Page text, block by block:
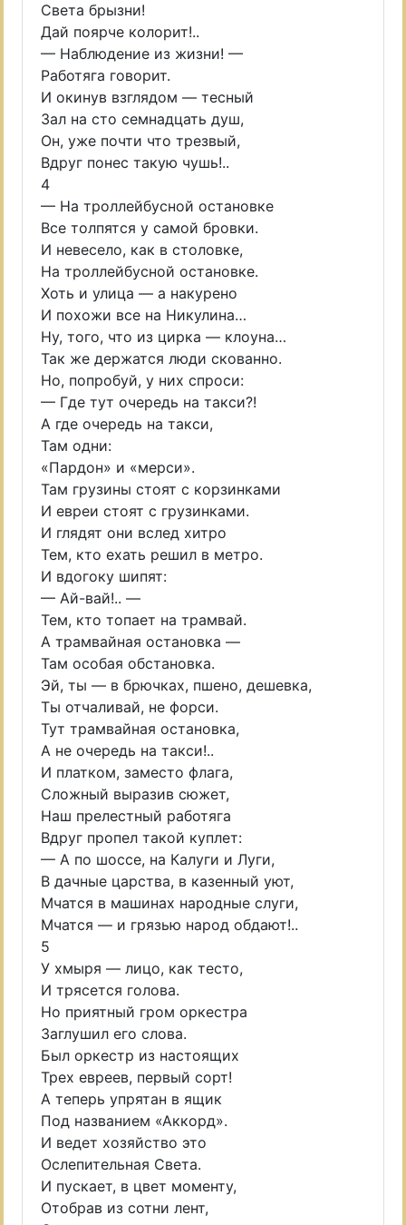
Света брызни!
Дай поярче колорит!..
— Наблюдение из жизни! —
Работяга говорит.
И окинув взглядом — тесный
Зал на сто семнадцать душ,
Он, уже почти что трезвый,
Вдруг понес такую чушь!..
4
— На троллейбусной остановке
Все толпятся у самой бровки.
И невесело, как в столовке,
На троллейбусной остановке.
Хоть и улица — а накурено
И похожи все на Никулина…
Ну, того, что из цирка — клоуна…
Так же держатся люди скованно.
Но, попробуй, у них спроси:
— Где тут очередь на такси?!
А где очередь на такси,
Там одни:
«Пардон» и «мерси».
Там грузины стоят с корзинками
И евреи стоят с грузинками.
И глядят они вслед хитро
Тем, кто ехать решил в метро.
И вдогоку шипят:
— Ай-вай!.. —
Тем, кто топает на трамвай.
А трамвайная остановка —
Там особая обстановка.
Эй, ты — в брючках, пшено, дешевка,
Ты отчаливай, не форси.
Тут трамвайная остановка,
А не очередь на такси!..
И платком, заместо флага,
Сложный выразив сюжет,
Наш прелестный работяга
Вдруг пропел такой куплет:
— А по шоссе, на Калуги и Луги,
В дачные царства, в казенный уют,
Мчатся в машинах народные слуги,
Мчатся — и грязью народ обдают!..
5
У хмыря — лицо, как тесто,
И трясется голова.
Но приятный гром оркестра
Заглушил его слова.
Был оркестр из настоящих
Трех евреев, первый сорт!
А теперь упрятан в ящик
Под названием «Аккорд».
И ведет хозяйство это
Ослепительная Света.
И пускает, в цвет моменту,
Отобрав из сотни лент,